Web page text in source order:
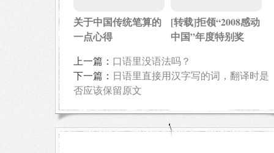
关于中国传统笔算的
一点心得
[转载]拒领“2008感动
中国”年度特别奖
上一篇： 口语里没语法吗？
下一篇： 日语里直接用汉字写的词，翻译时是
否应该保留原文